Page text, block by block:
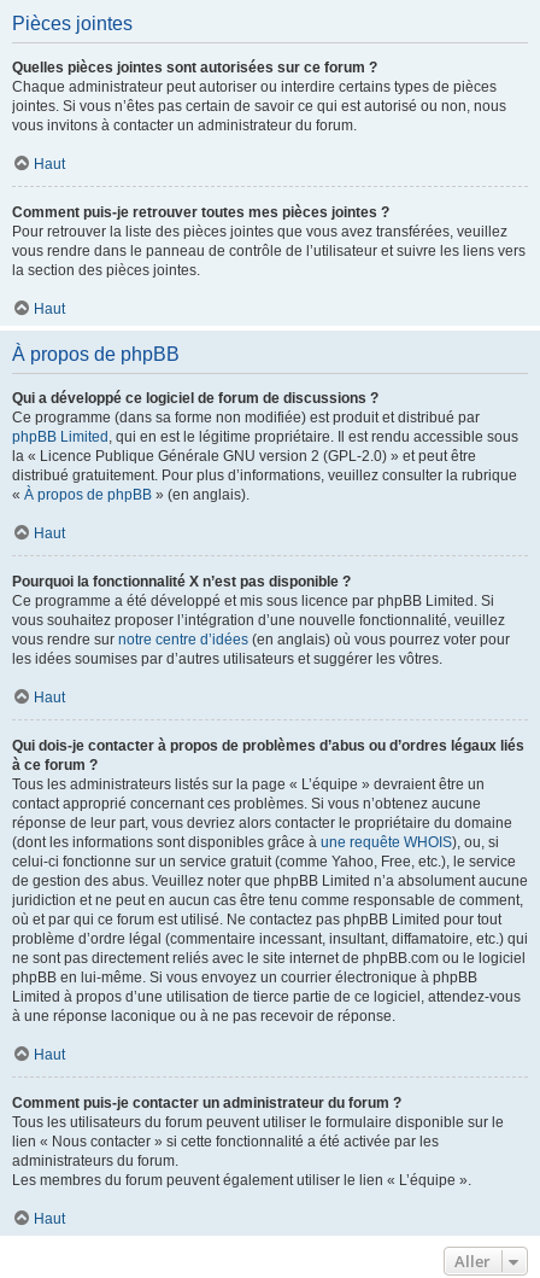
Pièces jointes
Quelles pièces jointes sont autorisées sur ce forum ?
Chaque administrateur peut autoriser ou interdire certains types de pièces
jointes. Si vous n’êtes pas certain de savoir ce qui est autorisé ou non, nous
vous invitons à contacter un administrateur du forum.
Haut
Comment puis-je retrouver toutes mes pièces jointes ?
Pour retrouver la liste des pièces jointes que vous avez transférées, veuillez
vous rendre dans le panneau de contrôle de l’utilisateur et suivre les liens vers
la section des pièces jointes.
Haut
À propos de phpBB
Qui a développé ce logiciel de forum de discussions ?
Ce programme (dans sa forme non modifiée) est produit et distribué par
phpBB Limited , qui en est le légitime propriétaire. Il est rendu accessible sous
la « Licence Publique Générale GNU version 2 (GPL-2.0) » et peut être
distribué gratuitement. Pour plus d’informations, veuillez consulter la rubrique
« À propos de phpBB » (en anglais).
Haut
Pourquoi la fonctionnalité X n’est pas disponible ?
Ce programme a été développé et mis sous licence par phpBB Limited. Si
vous souhaitez proposer l’intégration d’une nouvelle fonctionnalité, veuillez
vous rendre sur notre centre d’idées (en anglais) où vous pourrez voter pour
les idées soumises par d’autres utilisateurs et suggérer les vôtres.
Haut
Qui dois-je contacter à propos de problèmes d’abus ou d’ordres légaux liés
à ce forum ?
Tous les administrateurs listés sur la page « L’équipe » devraient être un
contact approprié concernant ces problèmes. Si vous n’obtenez aucune
réponse de leur part, vous devriez alors contacter le propriétaire du domaine
(dont les informations sont disponibles grâce à une requête WHOIS), ou, si
celui-ci fonctionne sur un service gratuit (comme Yahoo, Free, etc.), le service
de gestion des abus. Veuillez noter que phpBB Limited n’a absolument aucune
juridiction et ne peut en aucun cas être tenu comme responsable de comment,
où et par qui ce forum est utilisé. Ne contactez pas phpBB Limited pour tout
problème d’ordre légal (commentaire incessant, insultant, diffamatoire, etc.) qui
ne sont pas directement reliés avec le site internet de phpBB.com ou le logiciel
phpBB en lui-même. Si vous envoyez un courrier électronique à phpBB
Limited à propos d’une utilisation de tierce partie de ce logiciel, attendez-vous
à une réponse laconique ou à ne pas recevoir de réponse.
Haut
Comment puis-je contacter un administrateur du forum ?
Tous les utilisateurs du forum peuvent utiliser le formulaire disponible sur le
lien « Nous contacter » si cette fonctionnalité a été activée par les
administrateurs du forum.
Les membres du forum peuvent également utiliser le lien « L’équipe ».
Haut
Aller